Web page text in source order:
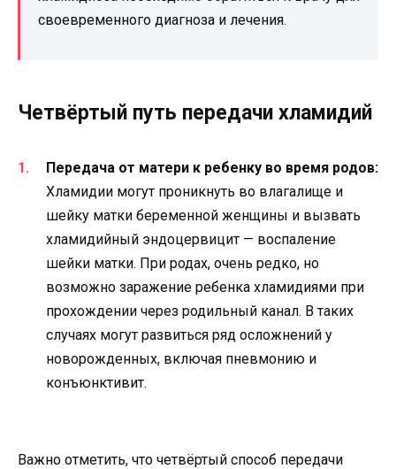
своевременного диагноза и лечения.
Четвёртый путь передачи хламидий
Передача от матери к ребенку во время родов:
Хламидии могут проникнуть во влагалище и
шейку матки беременной женщины и вызвать
хламидийный эндоцервицит — воспаление
шейки матки. При родах, очень редко, но
возможно заражение ребенка хламидиями при
прохождении через родильный канал. В таких
случаях могут развиться ряд осложнений у
новорожденных, включая пневмонию и
конъюнктивит.
Важно отметить, что четвёртый способ передачи